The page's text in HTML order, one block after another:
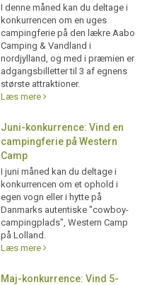
I denne måned kan du deltage i
konkurrencen om en uges
campingferie på den lækre Aabo
Camping & Vandland i
nordjylland, og med i præmien er
adgangsbilletter til 3 af egnens
største attraktioner.
Læs mere
Juni-konkurrence: Vind en
campingferie på Western
Camp
I juni måned kan du deltage i
konkurrencen om et ophold i
egen vogn eller i hytte på
Danmarks autentiske "cowboy-
campingplads", Western Camp
på Lolland.
Læs mere
Maj-konkurrence: Vind 5-